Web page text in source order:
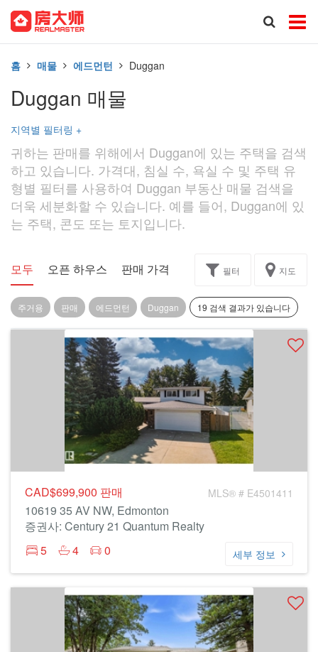
홈 매물 에드먼턴 Duggan
Duggan 매물
지역별 필터링 +
귀하는 판매를 위해에서 Duggan에 있는 주택을 검색
하고 있습니다. 가격대, 침실 수, 욕실 수 및 주택 유
형별 필터를 사용하여 Duggan 부동산 매물 검색을
더욱 세분화할 수 있습니다. 예를 들어, Duggan에 있
는 주택, 콘도 또는 토지입니다.
모두 오픈 하우스 판매 가격 독점 과제
필터 지도
주거용 판매 에드먼턴 Duggan 19 검색 결과가 있습니다
CAD$699,900 판매 MLS® # E4501411
10619 35 AV NW, Edmonton
증권사: Century 21 Quantum Realty
5
4 0 세부 정보